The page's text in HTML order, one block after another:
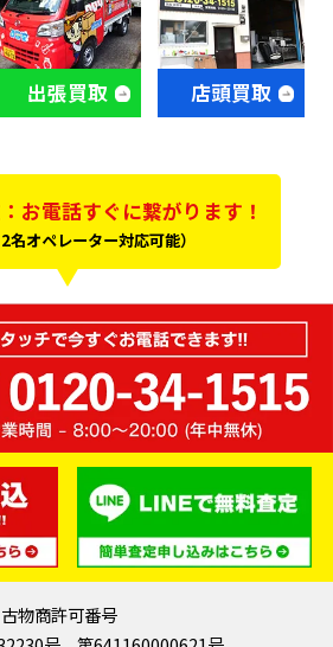
出張買取 店頭買取
お電話すぐに繋がります！
2名オペレーター対応可能）
古物商許可番号